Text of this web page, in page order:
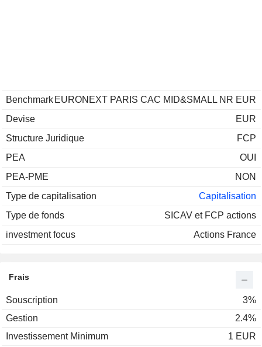
Benchmark EURONEXT PARIS CAC MID&SMALL NR EUR
Devise
EUR
Structure Juridique
FCP
PEA
OUI
PEA-PME
NON
Type de capitalisation
Capitalisation
Type de fonds
SICAV et FCP actions
investment focus
Actions France
Frais
Souscription
3%
Gestion
2.4%
Investissement Minimum
1 EUR